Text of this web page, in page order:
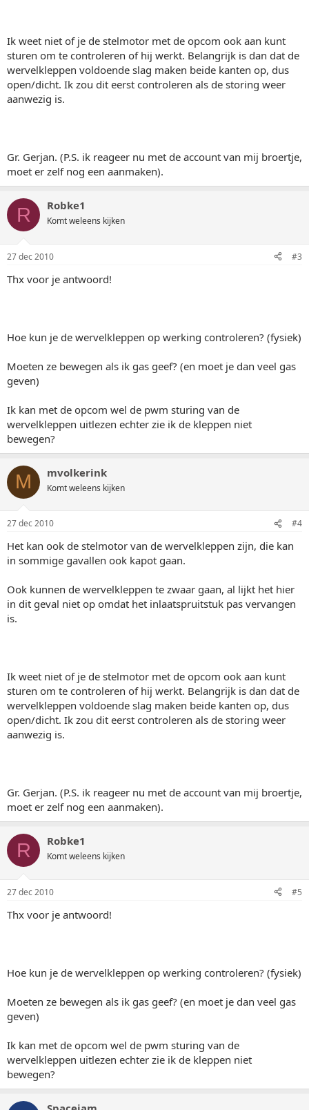
Ik weet niet of je de stelmotor met de opcom ook aan kunt
sturen om te controleren of hij werkt. Belangrijk is dan dat de
wervelkleppen voldoende slag maken beide kanten op, dus
open/dicht. Ik zou dit eerst controleren als de storing weer
aanwezig is.
Gr. Gerjan. (P.S. ik reageer nu met de account van mij broertje,
moet er zelf nog een aanmaken).
R Robke1
Komt weleens kijken
27 dec 2010 #3
Thx voor je antwoord!
Hoe kun je de wervelkleppen op werking controleren? (fysiek)
Moeten ze bewegen als ik gas geef? (en moet je dan veel gas
geven)
Ik kan met de opcom wel de pwm sturing van de
wervelkleppen uitlezen echter zie ik de kleppen niet
bewegen?
M mvolkerink
Komt weleens kijken
27 dec 2010 #4
Het kan ook de stelmotor van de wervelkleppen zijn, die kan
in sommige gavallen ook kapot gaan.
Ook kunnen de wervelkleppen te zwaar gaan, al lijkt het hier
in dit geval niet op omdat het inlaatspruitstuk pas vervangen
is.
Ik weet niet of je de stelmotor met de opcom ook aan kunt
sturen om te controleren of hij werkt. Belangrijk is dan dat de
wervelkleppen voldoende slag maken beide kanten op, dus
open/dicht. Ik zou dit eerst controleren als de storing weer
aanwezig is.
Gr. Gerjan. (P.S. ik reageer nu met de account van mij broertje,
moet er zelf nog een aanmaken).
R Robke1
Komt weleens kijken
27 dec 2010 #5
Thx voor je antwoord!
Hoe kun je de wervelkleppen op werking controleren? (fysiek)
Moeten ze bewegen als ik gas geef? (en moet je dan veel gas
geven)
Ik kan met de opcom wel de pwm sturing van de
wervelkleppen uitlezen echter zie ik de kleppen niet
bewegen?